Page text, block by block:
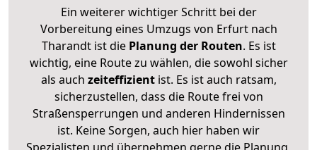
Ein weiterer wichtiger Schritt bei der
Vorbereitung eines Umzugs von Erfurt nach
Tharandt ist diePlanung der Routen. Es ist
wichtig, eine Route zu wählen, die sowohl sicher
als auch zeiteffizientist. Es ist auch ratsam,
sicherzustellen, dass die Route frei von
Straßensperrungen und anderen Hindernissen
ist. Keine Sorgen, auch hier haben wir